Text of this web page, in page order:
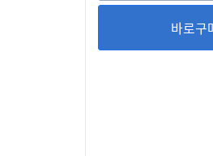
바로구